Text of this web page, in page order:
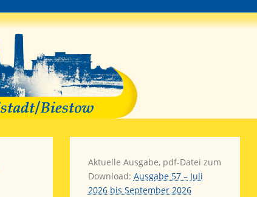
Aktuelle Ausgabe, pdf-Datei zum
Download: Ausgabe 57 – Juli
2026 bis September 2026